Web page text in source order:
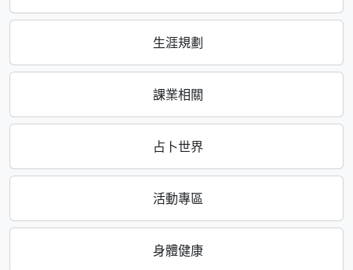
生涯規劃
課業相關
占卜世界
活動專區
身體健康